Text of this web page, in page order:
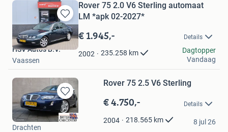
Bewaren
in
Mijn
Favorieten
Rover 75 2.0 V6 Sterling automaat
LM *apk 02-2027*
€ 1.945,- Details
2002 235.258 km
HSV Auto's B.V.
Vaassen
Dagtopper
Vandaag
Bewaren
in
Mijn
Rover 75 2.5 V6 Sterling
€ 4.750,- Details
2004 218.565 km
Autobedrijf Hofstee
Drachten
8 jul 26